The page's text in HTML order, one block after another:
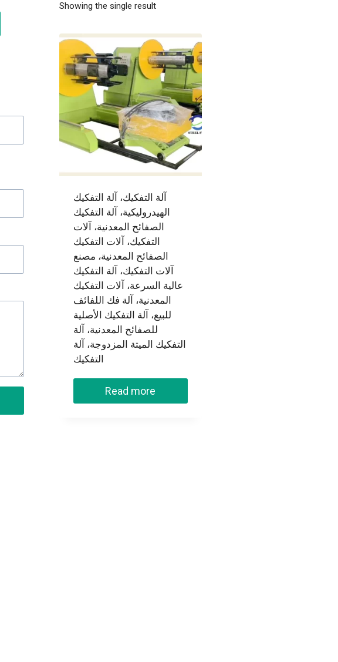
Showing the single result
آلة التفكيك، آلة التفكيك
الهيدروليكية، آلة التفكيك
الصفائح المعدنية، آلات
التفكيك، آلات التفكيك
الصفائح المعدنية، مصنع
آلات التفكيك، آلة التفكيك
عالية السرعة، آلات التفكيك
المعدنية، آلة فك اللفائف
للبيع، آلة التفكيك الأصلية
للصفائح المعدنية، آلة
التفكيك الميتة المزدوجة، آلة
التفكيك
Read more